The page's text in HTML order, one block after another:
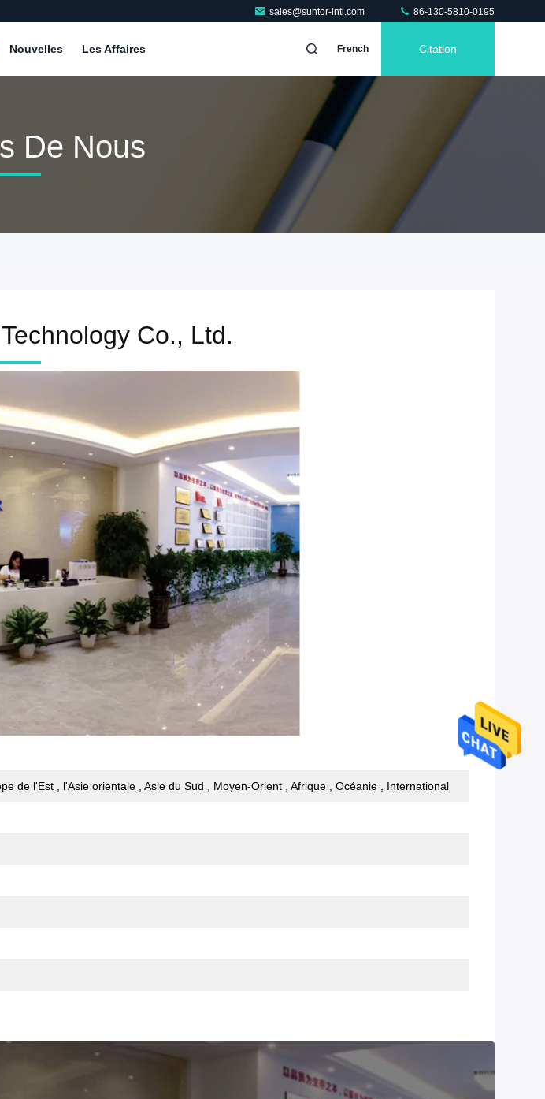
sales@suntor-intl.com 86-130-5810-0195
Nouvelles Les Affaires French Citation
De Nous
Co., Ltd.
de l'Est , l'Asie orientale , Asie du Sud , Moyen-Orient , Afrique , Océanie , International